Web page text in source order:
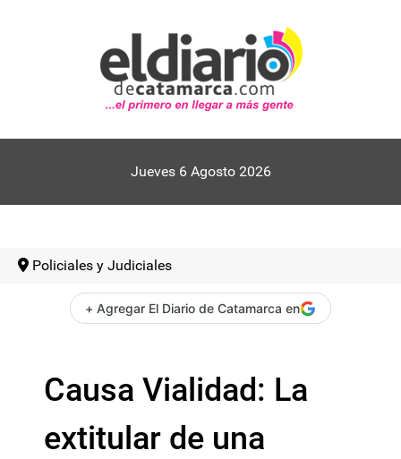
Jueves 6 Agosto 2026
Policiales y Judiciales
+ Agregar El Diario de Catamarca en
Causa Vialidad: La
extitular de una